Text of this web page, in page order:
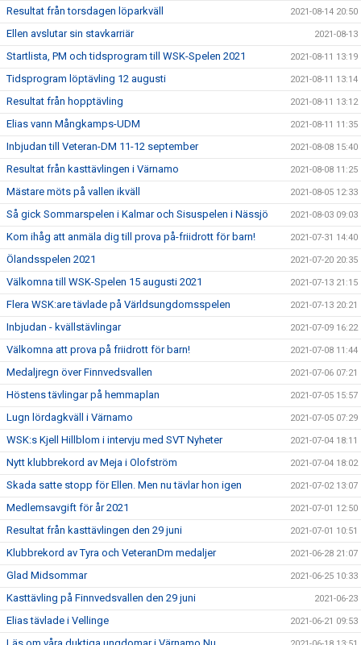
Resultat från torsdagen löparkväll 2021-08-14 20:50
Ellen avslutar sin stavkarriär 2021-08-13
Startlista, PM och tidsprogram till WSK-Spelen 2021 2021-08-11 13:19
Tidsprogram löptävling 12 augusti 2021-08-11 13:14
Resultat från hopptävling 2021-08-11 13:12
Elias vann Mångkamps-UDM 2021-08-11 11:35
Inbjudan till Veteran-DM 11-12 september 2021-08-08 15:40
Resultat från kasttävlingen i Värnamo 2021-08-08 11:25
Mästare möts på vallen ikväll 2021-08-05 12:33
Så gick Sommarspelen i Kalmar och Sisuspelen i Nässjö 2021-08-03 09:03
Kom ihåg att anmäla dig till prova på-friidrott för barn! 2021-07-31 14:40
Ölandsspelen 2021 2021-07-20 20:35
Välkomna till WSK-Spelen 15 augusti 2021 2021-07-13 21:15
Flera WSK:are tävlade på Världsungdomsspelen 2021-07-13 20:21
Inbjudan - kvällstävlingar 2021-07-09 16:22
Välkomna att prova på friidrott för barn! 2021-07-08 11:44
Medaljregn över Finnvedsvallen 2021-07-06 07:21
Höstens tävlingar på hemmaplan 2021-07-05 15:57
Lugn lördagkväll i Värnamo 2021-07-05 07:29
WSK:s Kjell Hillblom i intervju med SVT Nyheter 2021-07-04 18:11
Nytt klubbrekord av Meja i Olofström 2021-07-04 18:02
Skada satte stopp för Ellen. Men nu tävlar hon igen 2021-07-02 13:07
Medlemsavgift för år 2021 2021-07-01 12:50
Resultat från kasttävlingen den 29 juni 2021-07-01 10:51
Klubbrekord av Tyra och VeteranDm medaljer 2021-06-28 21:07
Glad Midsommar 2021-06-25 10:33
Kasttävling på Finnvedsvallen den 29 juni 2021-06-23
Elias tävlade i Vellinge 2021-06-21 09:53